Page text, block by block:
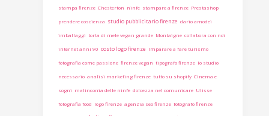
stampa firenze Chesterton ninfe stampare a firenze Prestashop
prendere coscienza studio pubblicitario firenze dario amodei
imballaggi torta di mele vegan grande Montaigne collabora con noi
internet anni 90 costo logo firenze Imparare a fare turismo
fotografia come passione firenze vegan tipografo firenze lo studio
necessario analisi marketing firenze tutto su shopify Cinema e
sogni malinconia delle ninfe dolcezza nel comunicare Ulisse
fotografia food logo firenze agenzia seo firenze fotografo firenze